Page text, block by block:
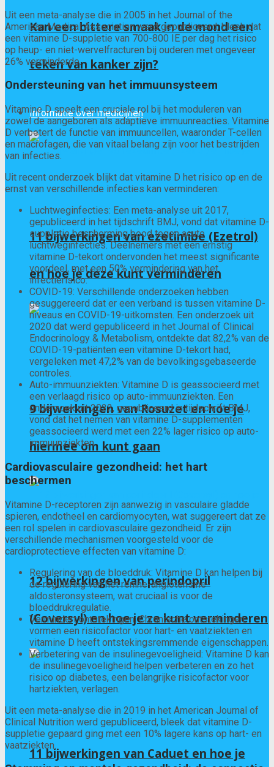
Kan een bittere smaak in de mond een
teken van kanker zijn?
Informatie over medicijnen
11 bijwerkingen van ezetimibe (Ezetrol)
en hoe je deze kunt verminderen
9 bijwerkingen van Rosuzet en hoe je
hiermee om kunt gaan
12 bijwerkingen van perindopril
(Coversyl) en hoe je ze kunt verminderen
11 bijwerkingen van Caduet en hoe je
Uit een meta-analyse die in 2005 in het Journal of the
American Medical Association werd gepubliceerd, bleek dat
een vitamine D-suppletie van 700-800 IE per dag het risico
op heup- en niet-wervelfracturen bij ouderen met ongeveer
26% verminderde.
Ondersteuning van het immuunsysteem
Vitamine D speelt een cruciale rol bij het moduleren van
zowel de aangeboren als adaptieve immuunreacties. Vitamine
D verbetert de functie van immuuncellen, waaronder T-cellen
en macrofagen, die van vitaal belang zijn voor het bestrijden
van infecties.
Uit recent onderzoek blijkt dat vitamine D het risico op en de
ernst van verschillende infecties kan verminderen:
Luchtweginfecties: Een meta-analyse uit 2017,
gepubliceerd in het tijdschrift BMJ, vond dat vitamine D-
suppletie bescherming bood tegen acute
luchtweginfecties. Deelnemers met een ernstig
vitamine D-tekort ondervonden het meest significante
voordeel, met een 50% vermindering van het
infectierisico.
COVID-19: Verschillende onderzoeken hebben
gesuggereerd dat er een verband is tussen vitamine D-
niveaus en COVID-19-uitkomsten. Een onderzoek uit
2020 dat werd gepubliceerd in het Journal of Clinical
Endocrinology & Metabolism, ontdekte dat 82,2% van de
COVID-19-patiënten een vitamine D-tekort had,
vergeleken met 47,2% van de bevolkingsgebaseerde
controles.
Auto-immuunziekten: Vitamine D is geassocieerd met
een verlaagd risico op auto-immuunziekten. Een
onderzoek uit 2022, gepubliceerd in tijdschrift BMJ,
vond dat het nemen van vitamine D-supplementen
geassocieerd werd met een 22% lager risico op auto-
immuunziekten.
Cardiovasculaire gezondheid: het hart
beschermen
Vitamine D-receptoren zijn aanwezig in vasculaire gladde
spieren, endotheel en cardiomyocyten, wat suggereert dat ze
een rol spelen in cardiovasculaire gezondheid. Er zijn
verschillende mechanismen voorgesteld voor de
cardioprotectieve effecten van vitamine D:
Regulering van de bloeddruk: Vitamine D kan helpen bij
de regulering van het renine-angiotensine-
aldosteronsysteem, wat cruciaal is voor de
bloeddrukregulatie.
Vermindert ontstekingen: Chronische ontstekingen
vormen een risicofactor voor hart- en vaatziekten en
vitamine D heeft ontstekingsremmende eigenschappen.
Verbetering van de insulinegevoeligheid: Vitamine D kan
de insulinegevoeligheid helpen verbeteren en zo het
risico op diabetes, een belangrijke risicofactor voor
hartziekten, verlagen.
Uit een meta-analyse die in 2019 in het American Journal of
Clinical Nutrition werd gepubliceerd, bleek dat vitamine D-
suppletie gepaard ging met een 10% lagere kans op hart- en
vaatziekten.